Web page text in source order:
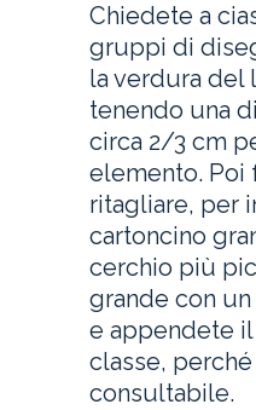
Chiedete a
gruppi di
la verdura del
tenendo una
circa 2/3 cm
elemento. Poi
ritagliare, per
cartoncino
cerchio più
grande con
e appendete
classe,
consultabile.